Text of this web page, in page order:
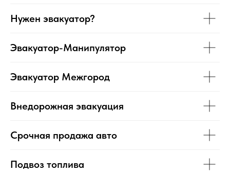
Нужен эвакуатор?
Эвакуатор-Манипулятор
Эвакуатор Межгород
Внедорожная эвакуация
Срочная продажа авто
Подвоз топлива